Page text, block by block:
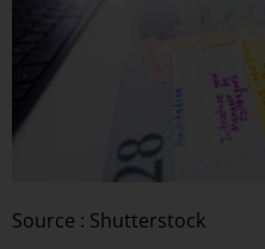
Source : Shutterstock